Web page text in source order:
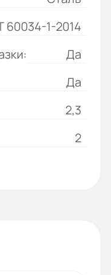
60034-1-2014
Да
Да
2,3
2